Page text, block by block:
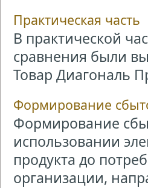
Практическая часть
В практической
сравнения были
Товар Диагональ
Формирование
Формирование
использовании
продукта до
организации,